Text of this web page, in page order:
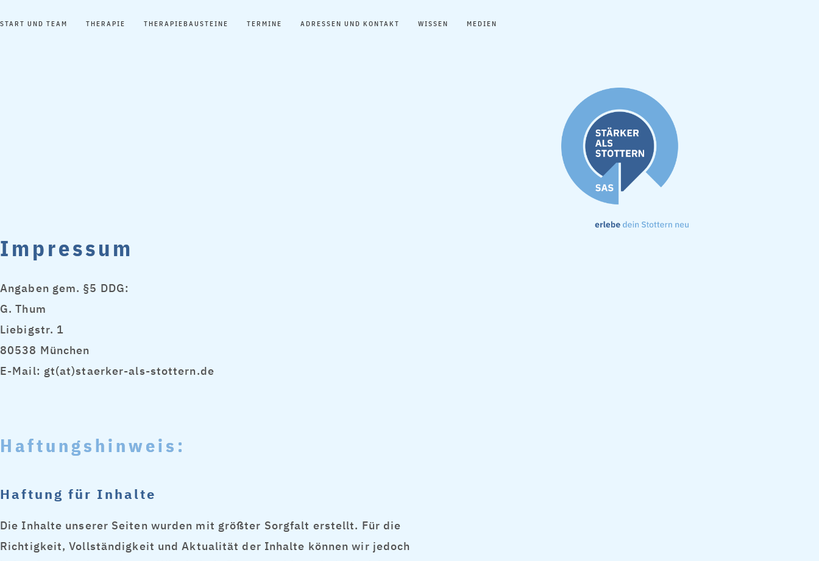
START UND TEAM THERAPIE THERAPIEBAUSTEINE TERMINE ADRESSEN UND KONTAKT WISSEN MEDIEN
Impressum
Angaben gem. §5 DDG:
G. Thum
Liebigstr. 1
80538 München
E-Mail: gt(at)staerker-als-stottern.de
Haftungshinweis:
Haftung für Inhalte
Die Inhalte unserer Seiten wurden mit größter Sorgfalt erstellt. Für die
Richtigkeit, Vollständigkeit und Aktualität der Inhalte können wir jedoch